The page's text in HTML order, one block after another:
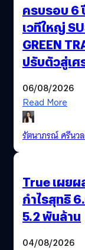
ครบรอบ 6
เวทีใหญ่
GREEN
ปรับตัวสู่เ
06/08/2026
Read More
รัตนาภรณ์ ศรีนว
True เผย
กำไรสุทธิ
5.2 พันล้าน
04/08/2026